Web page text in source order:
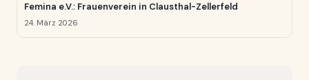
Femina e.V.: Frauenverein in Clausthal-Zellerfeld
24. März 2026